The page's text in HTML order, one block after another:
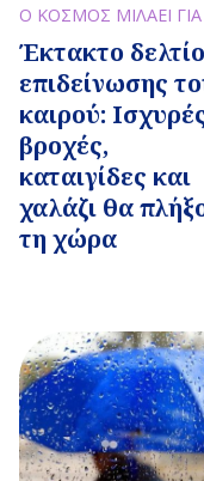
Ο ΚΟΣΜΟΣ ΜΙΛΑΕΙ ΓΙΑ
Έκτακτο δελτίο
επιδείνωσης
καιρού:
βροχές,
καταιγίδες και
χαλάζι θα
τη χώρα